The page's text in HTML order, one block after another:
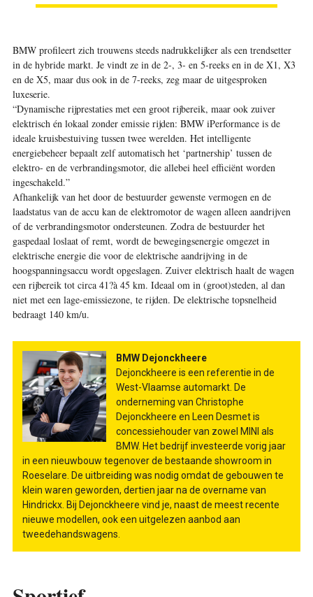
BMW profileert zich trouwens steeds nadrukkelijker als een trendsetter
in de hybride markt. Je vindt ze in de 2-, 3- en 5-reeks en in de X1, X3
en de X5, maar dus ook in de 7-reeks, zeg maar de uitgesproken
luxeserie.
“Dynamische rijprestaties met een groot rijbereik, maar ook zuiver
elektrisch én lokaal zonder emissie rijden: BMW iPerformance is de
ideale kruisbestuiving tussen twee werelden. Het intelligente
energiebeheer bepaalt zelf automatisch het ‘partnership’ tussen de
elektro- en de verbrandingsmotor, die allebei heel efficiënt worden
ingeschakeld.”
Afhankelijk van het door de bestuurder gewenste vermogen en de
laadstatus van de accu kan de elektromotor de wagen alleen aandrijven
of de verbrandingsmotor ondersteunen. Zodra de bestuurder het
gaspedaal loslaat of remt, wordt de bewegingsenergie omgezet in
elektrische energie die voor de elektrische aandrijving in de
hoogspanningsaccu wordt opgeslagen. Zuiver elektrisch haalt de wagen
een rijbereik tot circa 41?à 45 km. Ideaal om in (groot)steden, al dan
niet met een lage-emissiezone, te rijden. De elektrische topsnelheid
bedraagt 140 km/u.
BMW Dejonckheere
Dejonckheere is een referentie in de
West-Vlaamse automarkt. De
onderneming van Christophe
Dejonckheere en Leen Desmet is
concessiehouder van zowel MINI als
BMW. Het bedrijf investeerde vorig jaar
in een nieuwbouw tegenover de bestaande showroom in
Roeselare. De uitbreiding was nodig omdat de gebouwen te
klein waren geworden, dertien jaar na de overname van
Hindrickx. Bij Dejonckheere vind je, naast de meest recente
nieuwe modellen, ook een uitgelezen aanbod aan
tweedehandswagens.